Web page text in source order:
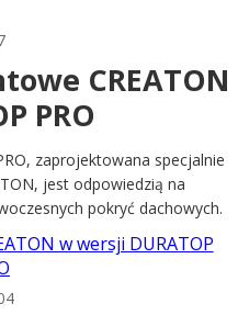
CREATON
PRO
zaprojektowana specjalnie
jest odpowiedzią na
pokryć dachowych.